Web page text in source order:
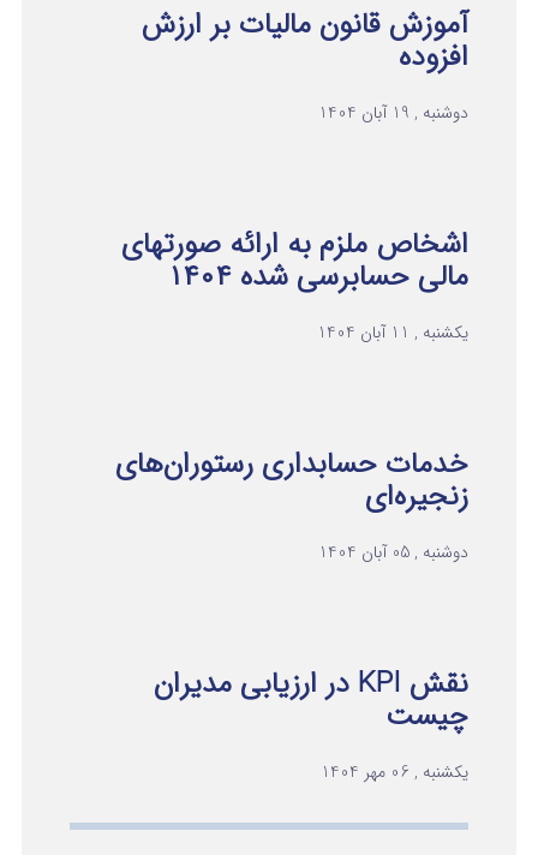
آموزش قانون مالیات بر ارزش
افزوده
دوشنبه , 19 آبان 1404
اشخاص ملزم به ارائه صورتهای
مالی حسابرسی شده ۱۴۰۴
یکشنبه , 11 آبان 1404
خدمات حسابداری رستوران‌های
زنجیره‌ای
دوشنبه , 05 آبان 1404
نقش KPI در ارزیابی مدیران
چیست
یکشنبه , 06 مهر 1404